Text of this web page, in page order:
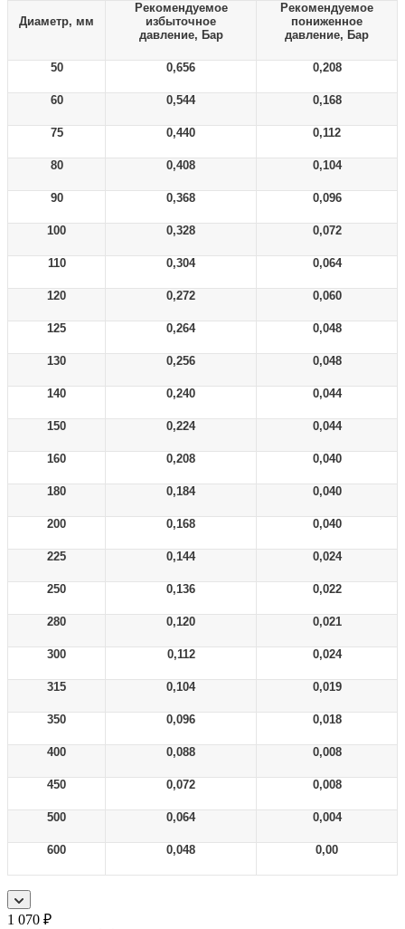
Диаметр, мм
Рекомендуемое
избыточное
давление, Бар
Рекомендуемое
пониженное
давление, Бар
50 0,656 0,208
60 0,544 0,168
75 0,440 0,112
80 0,408 0,104
90 0,368 0,096
100 0,328 0,072
110 0,304 0,064
120 0,272 0,060
125 0,264 0,048
130 0,256 0,048
140 0,240 0,044
150 0,224 0,044
160 0,208 0,040
180 0,184 0,040
200 0,168 0,040
225 0,144 0,024
250 0,136 0,022
280 0,120 0,021
300 0,112 0,024
315 0,104 0,019
350 0,096 0,018
400 0,088 0,008
450 0,072 0,008
500 0,064 0,004
600 0,048 0,00
1 070 ₽